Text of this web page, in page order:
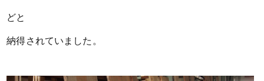
どと
納得されていました。